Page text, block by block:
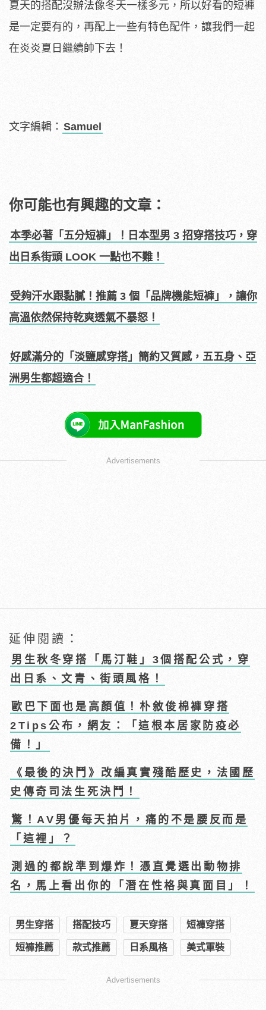
夏天的搭配沒辦法像冬天一樣多元，所以好看的短褲
是一定要有的，再配上一些有特色配件，讓我們一起
在炎炎夏日繼續帥下去！
文字編輯： Samuel
你可能也有興趣的文章：
本季必著「五分短褲」！日本型男 3 招穿搭技巧，穿
出日系街頭 LOOK 一點也不難！
受夠汗水跟黏膩！推薦 3 個「品牌機能短褲」，讓你
高溫依然保持乾爽透氣不暴怒！
好感滿分的「淡鹽感穿搭」簡約又質感，五五身、亞
洲男生都超適合！
Advertisements
延伸閱讀：
男生秋冬穿搭「馬汀鞋」3個搭配公式，穿
出日系、文青、街頭風格！
歐巴下面也是高顏值！朴敘俊棉褲穿搭
2Tips公布，網友：「這根本居家防疫必
備！」
《最後的決鬥》改編真實殘酷歷史，法國歷
史傳奇司法生死決鬥！
驚！AV男優每天拍片，痛的不是腰反而是
「這裡」？
測過的都說準到爆炸！憑直覺選出動物排
名，馬上看出你的「潛在性格與真面目」！
男生穿搭 搭配技巧 夏天穿搭 短褲穿搭
短褲推薦 款式推薦 日系風格 美式軍裝
Advertisements